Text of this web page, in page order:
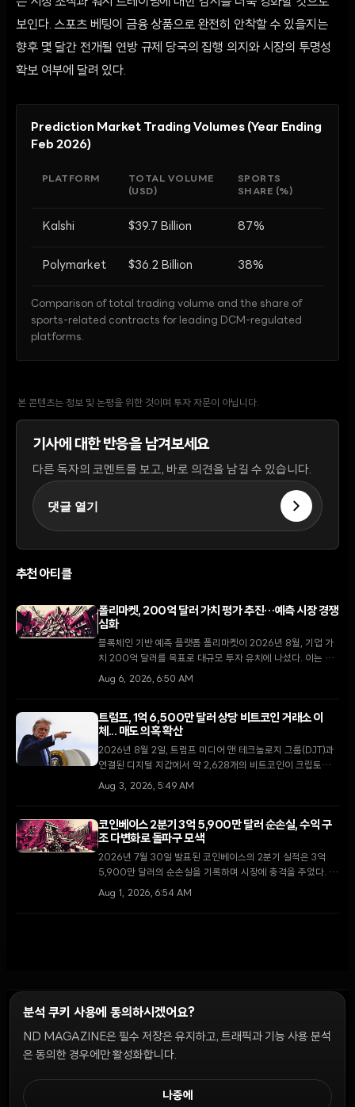
보인다. 스포츠 베팅이 금융 상품으로 완전히 안착할 수 있을지는
향후 몇 달간 전개될 연방 규제 당국의 집행 의지와 시장의 투명성
확보 여부에 달려 있다.
Prediction Market Trading Volumes (Year Ending
Feb 2026)
PLATFORM
TOTAL VOLUME
(USD)
SPORTS
SHARE (%)
Kalshi $39.7 Billion 87%
Polymarket $36.2 Billion 38%
Comparison of total trading volume and the share of
sports-related contracts for leading DCM-regulated
platforms.
본 콘텐츠는 정보 및 논평을 위한 것이며 투자 자문이 아닙니다.
기사에 대한 반응을 남겨보세요
다른 독자의 코멘트를 보고, 바로 의견을 남길 수 있습니다.
댓글 열기
추천 아티클
폴리마켓, 200억 달러 가치 평가 추진…예측 시장 경쟁
심화
블록체인 기반 예측 플랫폼 폴리마켓이 2026년 8월, 기업 가
치 200억 달러를 목표로 대규모 투자 유치에 나섰다. 이는 지
난 4월 비공개로 진행된 150억 달러 규모의 펀딩 이후 불과 4
Aug 6, 2026, 6:50 AM
트럼프, 1억 6,500만 달러 상당 비트코인 거래소 이
체... 매도 의혹 확산
2026년 8월 2일, 트럼프 미디어 앤 테크놀로지 그룹(DJT)과
연결된 디지털 지갑에서 약 2,628개의 비트코인이 크립토닷컴
거래소로 이동했다. 막대한 운영 손실을 기록 중인 가운데 이번
Aug 3, 2026, 5:49 AM
코인베이스 2분기 3억 5,900만 달러 순손실, 수익 구
조 다변화로 돌파구 모색
2026년 7월 30일 발표된 코인베이스의 2분기 실적은 3억
5,900만 달러의 순손실을 기록하며 시장에 충격을 주었다. 그
러나 거래 수수료 의존도를 낮추고 구독 및 서비스 매출 비중을
Aug 1, 2026, 6:54 AM
윤리 원칙 Discord 봇캠페인 가이드커뮤니티 랭킹
쿠키 설정
분석 쿠키 사용에 동의하시겠어요?
ND MAGAZINE은 필수 저장은 유지하고, 트래픽과 기능 사용 분석
은 동의한 경우에만 활성화합니다.
나중에